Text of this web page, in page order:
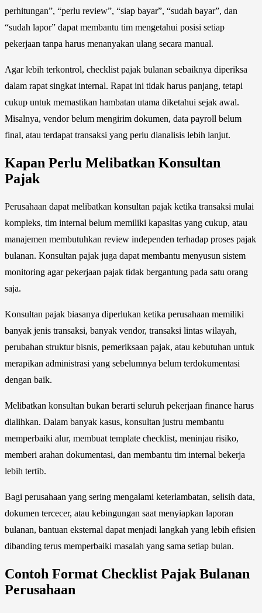
perhitungan”, “perlu review”, “siap bayar”, “sudah bayar”, dan
“sudah lapor” dapat membantu tim mengetahui posisi setiap
pekerjaan tanpa harus menanyakan ulang secara manual.
Agar lebih terkontrol, checklist pajak bulanan sebaiknya diperiksa
dalam rapat singkat internal. Rapat ini tidak harus panjang, tetapi
cukup untuk memastikan hambatan utama diketahui sejak awal.
Misalnya, vendor belum mengirim dokumen, data payroll belum
final, atau terdapat transaksi yang perlu dianalisis lebih lanjut.
Kapan Perlu Melibatkan Konsultan
Pajak
Perusahaan dapat melibatkan konsultan pajak ketika transaksi mulai
kompleks, tim internal belum memiliki kapasitas yang cukup, atau
manajemen membutuhkan review independen terhadap proses pajak
bulanan. Konsultan pajak juga dapat membantu menyusun sistem
monitoring agar pekerjaan pajak tidak bergantung pada satu orang
saja.
Konsultan pajak biasanya diperlukan ketika perusahaan memiliki
banyak jenis transaksi, banyak vendor, transaksi lintas wilayah,
perubahan struktur bisnis, pemeriksaan pajak, atau kebutuhan untuk
merapikan administrasi yang sebelumnya belum terdokumentasi
dengan baik.
Melibatkan konsultan bukan berarti seluruh pekerjaan finance harus
dialihkan. Dalam banyak kasus, konsultan justru membantu
memperbaiki alur, membuat template checklist, meninjau risiko,
memberi arahan dokumentasi, dan membantu tim internal bekerja
lebih tertib.
Bagi perusahaan yang sering mengalami keterlambatan, selisih data,
dokumen tercecer, atau kebingungan saat menyiapkan laporan
bulanan, bantuan eksternal dapat menjadi langkah yang lebih efisien
dibanding terus memperbaiki masalah yang sama setiap bulan.
Contoh Format Checklist Pajak Bulanan
Perusahaan